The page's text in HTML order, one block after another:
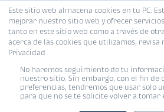
Este sitio web almacena cookies en tu PC.
mejorar nuestro sitio web y ofrecer
tanto en este sitio web como a través de
acerca de las cookies que utilizamos, revisa
Privacidad.
No haremos seguimiento de tu
nuestro sitio. Sin embargo, con el fin de
preferencias, tendremos que usar solo
para que no se te solicite volver a tomar